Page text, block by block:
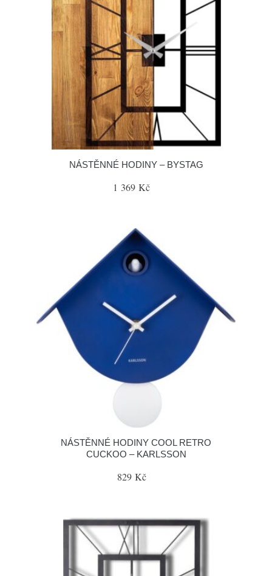
NÁSTĚNNÉ HODINY – BYSTAG
1 369 Kč
NÁSTĚNNÉ HODINY COOL RETRO
CUCKOO – KARLSSON
829 Kč